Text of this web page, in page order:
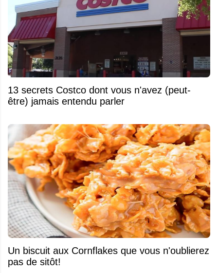
13 secrets Costco dont vous n'avez (peut-
être) jamais entendu parler
Un biscuit aux Cornflakes que vous n'oublierez
pas de sitôt!